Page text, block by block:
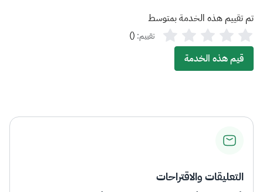
تم تقييم هذه الخدمة بمتوسط
تقييم: (
)
قيم هذه الخدمة
التعليقات والاقتراحات